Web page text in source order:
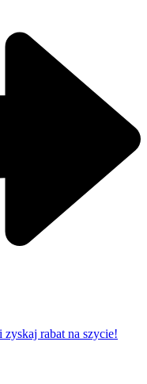
rabat na szycie!